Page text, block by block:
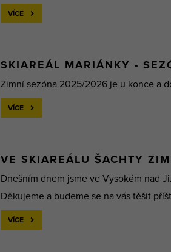
VÍCE
SKIAREÁL MARIÁNKY -
Zimní sezóna 2025/2026 je u konce a
VÍCE
VE SKIAREÁLU ŠACHTY
Dnešním dnem jsme ve Vysokém nad
Děkujeme a budeme se na vás těšit
VÍCE